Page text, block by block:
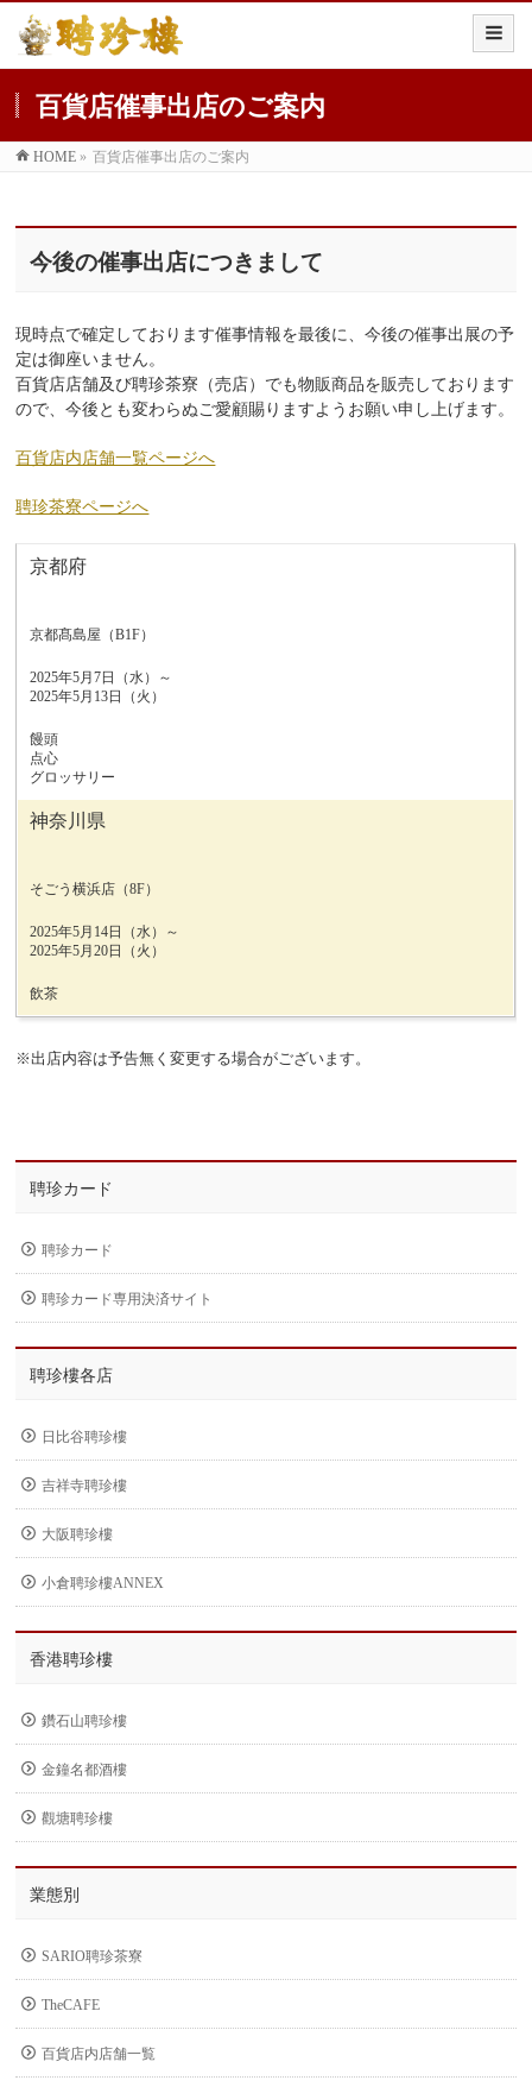
百貨店催事出店のご案内
HOME » 百貨店催事出店のご案内
今後の催事出店につきまして
現時点で確定しております催事情報を最後に、今後の催事出展の予
定は御座いません。
百貨店店舗及び聘珍茶寮（売店）でも物販商品を販売しております
ので、今後とも変わらぬご愛顧賜りますようお願い申し上げます。
百貨店内店舗一覧ページへ
聘珍茶寮ページへ
京都府
京都髙島屋（B1F）
2025年5月7日（水）～
2025年5月13日（火）
饅頭
点心
グロッサリー
神奈川県
そごう横浜店（8F）
2025年5月14日（水）～
2025年5月20日（火）
飲茶
※出店内容は予告無く変更する場合がございます。
聘珍カード
聘珍カード
聘珍カード専用決済サイト
聘珍樓各店
日比谷聘珍樓
吉祥寺聘珍樓
大阪聘珍樓
小倉聘珍樓ANNEX
香港聘珍樓
鑽石山聘珍樓
金鐘名都酒樓
觀塘聘珍樓
業態別
SARIO聘珍茶寮
TheCAFE
百貨店内店舗一覧